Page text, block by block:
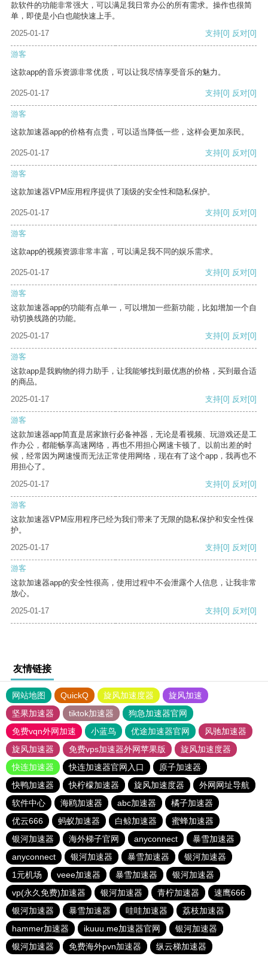
款软件的功能非常强大，可以满足我日常办公的所有需求。操作也很简
单，即使是小白也能快速上手。
2025-01-17
支持[0] 反对[0]
游客
这款app的音乐资源非常优质，可以让我尽情享受音乐的魅力。
2025-01-17 支持[0] 反对[0]
游客
这款加速器app的价格有点贵，可以适当降低一些，这样会更加亲民。
2025-01-17 支持[0] 反对[0]
游客
这款加速器VPM应用程序提供了顶级的安全性和隐私保护。
2025-01-17 支持[0] 反对[0]
游客
这款app的视频资源非常丰富，可以满足我不同的娱乐需求。
2025-01-17 支持[0] 反对[0]
游客
这款加速器app的功能有点单一，可以增加一些新功能，比如增加一个自
动切换线路的功能。
2025-01-17
支持[0] 反对[0]
游客
这款app是我购物的得力助手，让我能够找到最优惠的价格，买到最合适
的商品。
2025-01-17
支持[0] 反对[0]
游客
这款加速器app简直是居家旅行必备神器，无论是看视频、玩游戏还是工
作办公，都能畅享高速网络，再也不用担心网速卡顿了。以前出差的时
候，经常因为网速慢而无法正常使用网络，现在有了这个app，我再也不
用担心了。
2025-01-17
支持[0] 反对[0]
游客
这款加速器VPM应用程序已经为我们带来了无限的隐私保护和安全性保
护。
2025-01-17
支持[0] 反对[0]
游客
这款加速器app的安全性很高，使用过程中不会泄露个人信息，让我非常
放心。
2025-01-17
支持[0] 反对[0]
友情链接
网站地图 QuickQ 旋风加速度器
旋风加速
坚果加速器
tiktok加速器
狗急加速器官网
免费vqn外网加速
小蓝鸟 优途加速器官网
风驰加速器
旋风加速器
免费vps加速器外网苹果版
旋风加速度器
快连加速器
快连加速器官网入口
原子加速器
快鸭加速器
快柠檬加速器 旋风加速度器
外网网址导航
软件中心
海鸥加速器 abc加速器
橘子加速器
优云666
蚂蚁加速器 白鲸加速器
蜜蜂加速器
银河加速器
海外梯子官网 anyconnect
暴雪加速器
anyconnect
银河加速器 暴雪加速器
银河加速器
1元机场
veee加速器 暴雪加速器
银河加速器
vp(永久免费)加速器
银河加速器 青柠加速器
速鹰666
银河加速器
暴雪加速器 哇哇加速器
荔枝加速器
hammer加速器
ikuuu.me加速器官网
银河加速器
银河加速器
免费海外pvn加速器 纵云梯加速器